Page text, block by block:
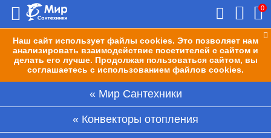
Наш сайт использует файлы cookies. Это позволяет нам
анализировать взаимодействие посетителей с сайтом и
делать его лучше. Продолжая пользоваться сайтом, вы
соглашаетесь с использованием файлов cookies.
0
Мир Сантехники
Конвекторы отопления